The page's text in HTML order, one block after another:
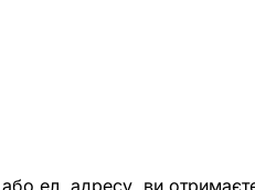
ел. адресу, ви